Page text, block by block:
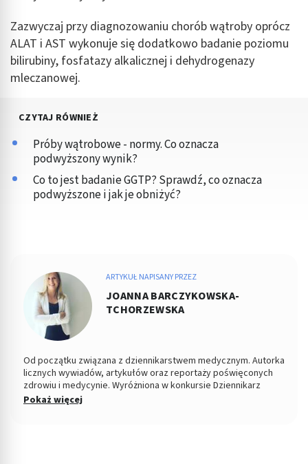
Zazwyczaj przy diagnozowaniu chorób wątroby oprócz
ALAT i AST wykonuje się dodatkowo badanie poziomu
bilirubiny, fosfatazy alkalicznej i dehydrogenazy
mleczanowej.
CZYTAJ RÓWNIEŻ
Próby wątrobowe - normy. Co oznacza
podwyższony wynik?
Co to jest badanie GGTP? Sprawdź, co oznacza
podwyższone i jak je obniżyć?
ARTYKUŁ NAPISANY PRZEZ
JOANNA BARCZYKOWSKA-
TCHORZEWSKA
Od początku związana z dziennikarstwem medycznym. Autorka
licznych wywiadów, artykułów oraz reportaży poświęconych
zdrowiu i medycynie. Wyróżniona w konkursie Dziennikarz
Medyczny Roku 2015 przez Stowarzyszenie Dziennikarze dla
Pokaż więcej